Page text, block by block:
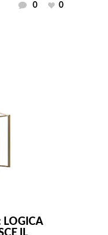
0
0
LOGICA